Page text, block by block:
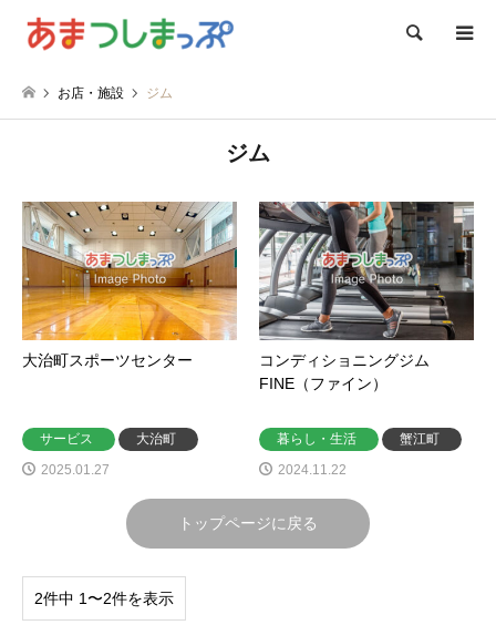
検索
お店・施設 ジム
ジム
大治町スポーツセンター
サービス
大治町
2025.01.27
コンディショニングジム
FINE（ファイン）
暮らし・生活
蟹江町
2024.11.22
トップページに戻る
2件中 1〜2件を表示